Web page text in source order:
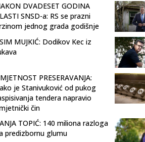
DVADESET GODINA
SNSD-a: RS se prazni
jednog grada godišnje
MUJKIĆ: Dodikov Kec iz
PRESERAVANJA:
je Stanivuković od pukog
tendera napravio
čin
TOPIĆ: 140 miliona razloga
predizbornu glumu